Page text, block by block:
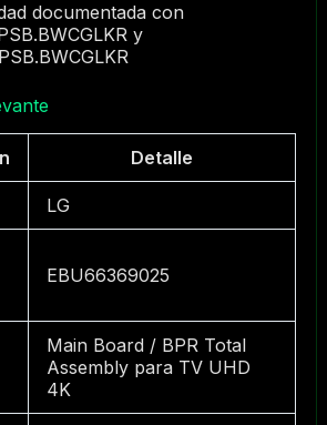
documentada con
y
Detalle
LG
EBU66369025
Main Board / BPR Total
Assembly para TV UHD
4K